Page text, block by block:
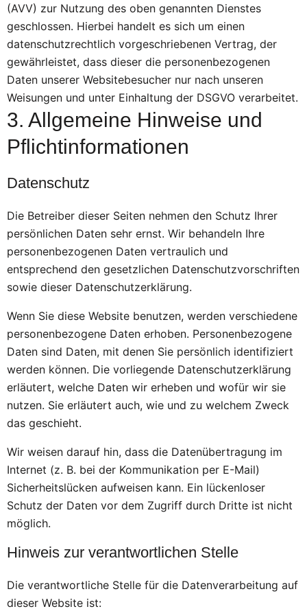
(AVV) zur Nutzung des oben genannten Dienstes
geschlossen. Hierbei handelt es sich um einen
datenschutzrechtlich vorgeschriebenen Vertrag, der
gewährleistet, dass dieser die personenbezogenen
Daten unserer Websitebesucher nur nach unseren
Weisungen und unter Einhaltung der DSGVO verarbeitet.
3. Allgemeine Hinweise und
Pflicht­informationen
Datenschutz
Die Betreiber dieser Seiten nehmen den Schutz Ihrer
persönlichen Daten sehr ernst. Wir behandeln Ihre
personenbezogenen Daten vertraulich und
entsprechend den gesetzlichen Datenschutzvorschriften
sowie dieser Datenschutzerklärung.
Wenn Sie diese Website benutzen, werden verschiedene
personenbezogene Daten erhoben. Personenbezogene
Daten sind Daten, mit denen Sie persönlich identifiziert
werden können. Die vorliegende Datenschutzerklärung
erläutert, welche Daten wir erheben und wofür wir sie
nutzen. Sie erläutert auch, wie und zu welchem Zweck
das geschieht.
Wir weisen darauf hin, dass die Datenübertragung im
Internet (z. B. bei der Kommunikation per E-Mail)
Sicherheitslücken aufweisen kann. Ein lückenloser
Schutz der Daten vor dem Zugriff durch Dritte ist nicht
möglich.
Hinweis zur verantwortlichen Stelle
Die verantwortliche Stelle für die Datenverarbeitung auf
dieser Website ist: